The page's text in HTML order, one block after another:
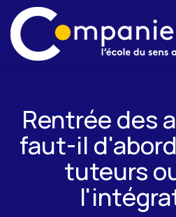
Rentrée des
faut-il
tuteurs